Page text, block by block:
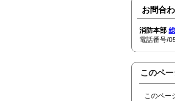
お問合
消防本部
電話番号/
このペ
このペー